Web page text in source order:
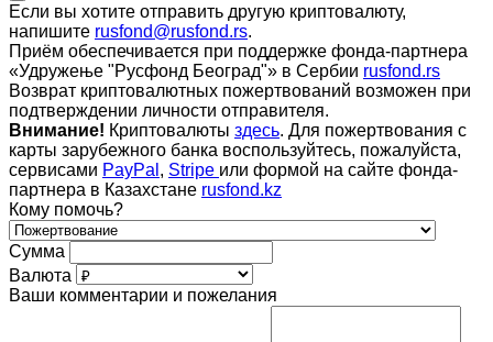
Если вы хотите отправить другую криптовалюту,
напишите rusfond@rusfond.rs.
Приём обеспечивается при поддержке фонда-партнера
«Удружење "Русфонд Београд"» в Сербии rusfond.rs
Возврат криптовалютных пожертвований возможен при
подтверждении личности отправителя.
Внимание! Криптовалюты здесь. Для пожертвования с
карты зарубежного банка воспользуйтесь, пожалуйста,
сервисами PayPal , Stripe или формой на сайте фонда-
партнера в Казахстане rusfond.kz
Кому помочь?
Сумма
Валюта
Ваши комментарии и пожелания